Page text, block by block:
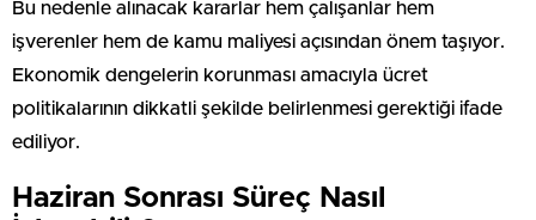
Bu nedenle alınacak kararlar hem çalışanlar hem
işverenler hem de kamu maliyesi açısından önem taşıyor.
Ekonomik dengelerin korunması amacıyla ücret
politikalarının dikkatli şekilde belirlenmesi gerektiği ifade
ediliyor.
Haziran Sonrası Süreç Nasıl